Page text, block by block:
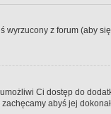
z forum (aby
Ci dostęp do
abyś jej